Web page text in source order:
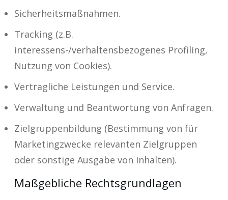
Sicherheitsmaßnahmen.
Tracking (z.B.
interessens-/verhaltensbezogenes Profiling,
Nutzung von Cookies).
Vertragliche Leistungen und Service.
Verwaltung und Beantwortung von Anfragen.
Zielgruppenbildung (Bestimmung von für
Marketingzwecke relevanten Zielgruppen
oder sonstige Ausgabe von Inhalten).
Maßgebliche Rechtsgrundlagen